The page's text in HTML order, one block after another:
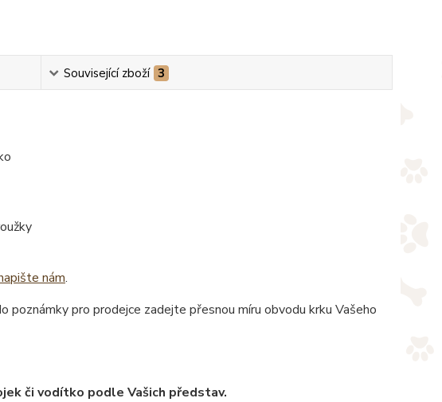
Související zboží 3
nám.
pro prodejce zadejte přesnou míru obvodu krku Vašeho
či vodítko podle Vašich představ.